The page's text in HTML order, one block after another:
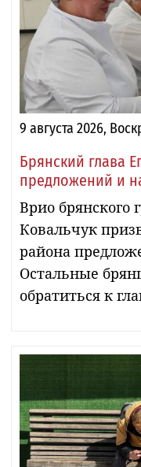
9 августа 2026,
Брянский глава
предложений и
Врио брянского
Ковальчук
района
Остальные
обратиться к